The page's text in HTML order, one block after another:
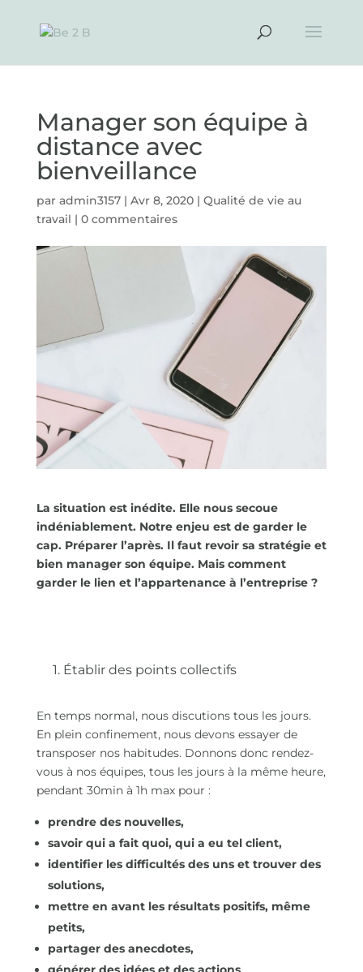
Manager son équipe à
distance avec
bienveillance
par admin3157| Avr 8, 2020| Qualité de vie au
travail | 0 commentaires
La situation est inédite. Elle nous secoue
indéniablement. Notre enjeu est de garder le
cap. Préparer l’après. Il faut revoir sa stratégie et
bien manager son équipe. Mais comment
garder le lien et l’appartenance à l’entreprise ?
1. Établir des points collectifs
En temps normal, nous discutions tous les jours.
En plein confinement, nous devons essayer de
transposer nos habitudes. Donnons donc rendez-
vous à nos équipes, tous les jours à la même heure,
pendant 30min à 1h max pour :
prendre des nouvelles,
savoir qui a fait quoi, qui a eu tel client,
identifier les difficultés des uns et trouver des
solutions,
mettre en avant les résultats positifs, même
petits,
partager des anecdotes,